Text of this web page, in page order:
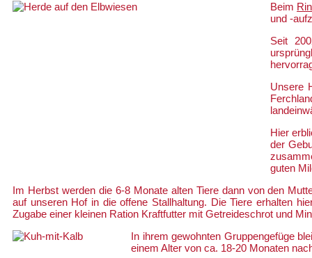
Beim
und -
Seit
Unsere
Hier
der
guten
Im Herbst werden die 6-8 Monate alten Tiere dann von den
auf unseren Hof in die offene Stallhaltung. Die Tiere erhalten
Zugabe einer kleinen Ration Kraftfutter mit Getreideschrot und
In ihrem gewohnten Gruppengefüge
einem Alter von ca. 18-20 Monaten